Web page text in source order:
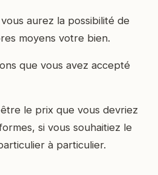
aurez la possibilité de
moyens votre bien.
que vous avez accepté
le prix que vous devriez
si vous souhaitiez le
à particulier.